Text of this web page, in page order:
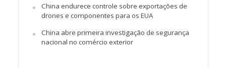
China endurece controle sobre exportações de
drones e componentes para os EUA
China abre primeira investigação de segurança
nacional no comércio exterior